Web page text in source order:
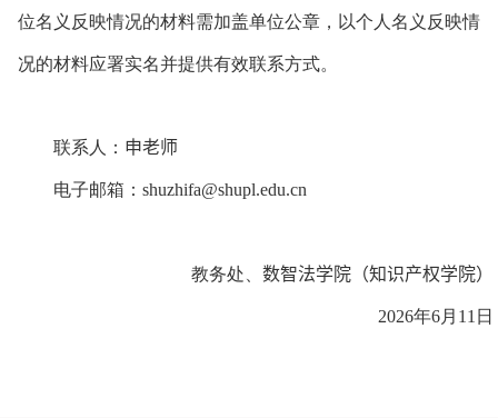
位名义反映情况的材料需加盖单位公章，以个人名义反映情
况的材料应署实名并提供有效联系方式。
联系人： 申老师
电子邮箱：shuzhifa@shupl.edu.cn
教务处、 数智法学院（知识产权学院）
2026年6月 11 日